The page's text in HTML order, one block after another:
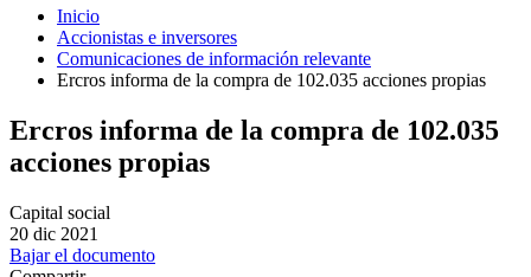
Inicio
Accionistas e inversores
Comunicaciones de información relevante
Ercros informa de la compra de 102.035 acciones propias
Ercros informa de la compra de 102.035
acciones propias
Capital social
20 dic 2021
Bajar el documento